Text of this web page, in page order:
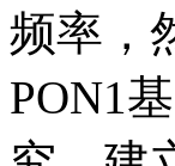
频率，
PON1